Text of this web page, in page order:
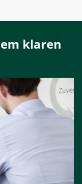
klaren